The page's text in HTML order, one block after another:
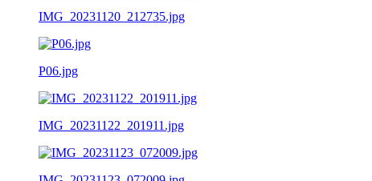
IMG_20231120_212735.jpg
P06.jpg
IMG_20231122_201911.jpg